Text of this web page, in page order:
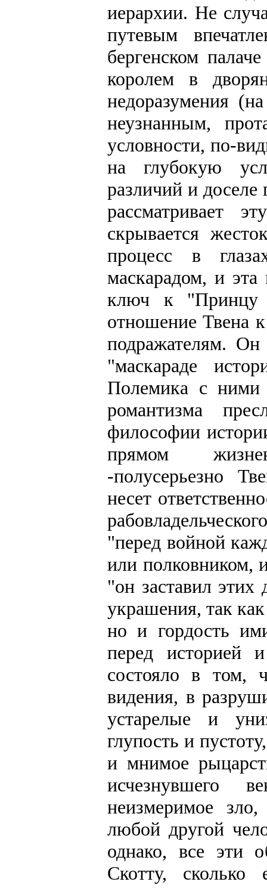
иерархии. Не
путевым
бергенском
королем в
недоразумения
неузнанным,
условности, по-
на глубокую
различий и
рассматривает
скрывается
процесс в
маскарадом, и
ключ к "Принцу
отношение Твена
подражателям.
"маскараде
Полемика с ними
романтизма
философии
прямом
-полусерьезно
несет
"перед войной
или полковником,
"он заставил этих
украшения, так
но и гордость
перед историей
состояло в
видения, в
устарелые и
глупость и
и мнимое
неизмеримое
любой другой
однако, все эти
Скотту, сколько